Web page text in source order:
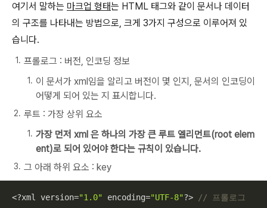
여기서 말하는 마크업 형태는 HTML 태그와 같이 문서나 데이터
의 구조를 나타내는 방법으로, 크게 3가지 구성으로 이루어져 있
습니다.
프롤로그 : 버전, 인코딩 정보
이 문서가 xml임을 알리고 버전이 몇 인지, 문서의 인코딩이
어떻게 되어 있는 지 표시합니다.
루트 : 가장 상위 요소
가장 먼저 xml 은 하나의 가장 큰 루트 엘리먼트(root elem
ent)로 되어 있어야 한다는 규칙이 있습니다.
그 아래 하위 요소 : key
<?xml version="1.0" encoding="UTF-8"?>
// 프롤로그